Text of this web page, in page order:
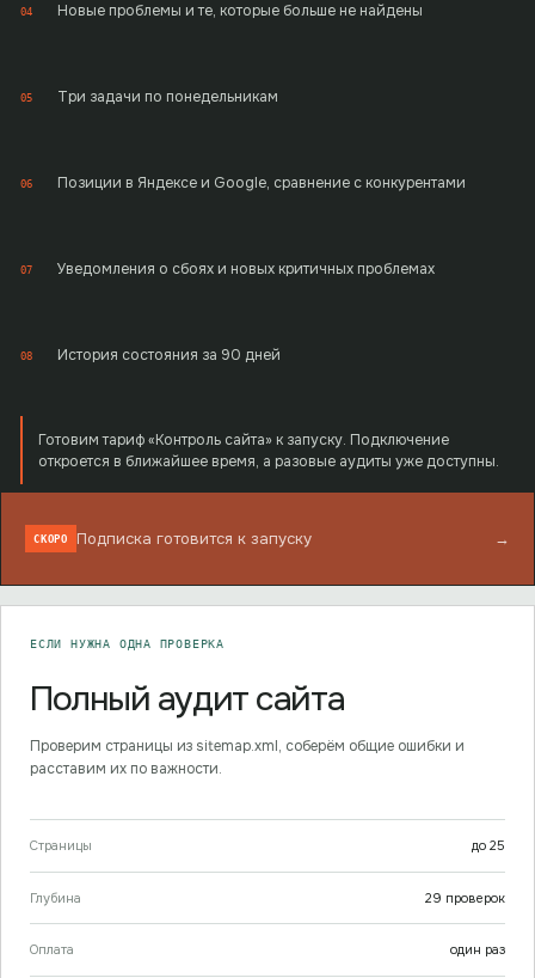
04 Новые проблемы и те, которые больше не найдены
05 Три задачи по понедельникам
06 Позиции в Яндексе и Google, сравнение с конкурентами
07 Уведомления о сбоях и новых критичных проблемах
08 История состояния за 90 дней
Готовим тариф «Контроль сайта» к запуску. Подключение
откроется в ближайшее время, а разовые аудиты уже доступны.
СКОРО Подписка готовится к запуску →
ЕСЛИ НУЖНА ОДНА ПРОВЕРКА
Полный аудит сайта
Проверим страницы из sitemap.xml, соберём общие ошибки и
расставим их по важности.
Страницы до 25
Глубина 29 проверок
Оплата один раз